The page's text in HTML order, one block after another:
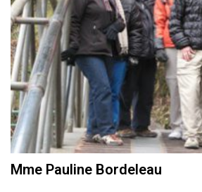
Mme Pauline Bordeleau